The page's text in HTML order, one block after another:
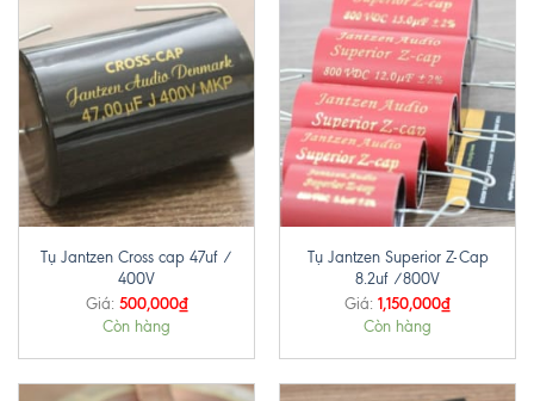
Tụ Jantzen Cross cap 47uf /
400V
Giá: 500,000₫
Còn hàng
Tụ Jantzen Superior Z-Cap
8.2uf /800V
Giá: 1,150,000₫
Còn hàng